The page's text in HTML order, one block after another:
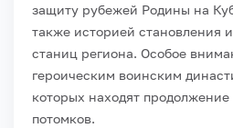
защиту рубежей Родины на
также историей становления
станиц региона. Особое
героическим воинским
которых находят продолжение
потомков.